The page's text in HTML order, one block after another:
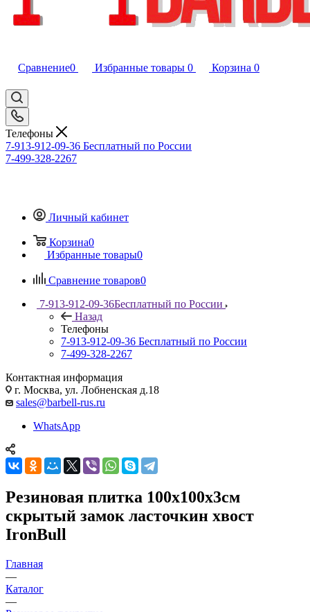
Сравнение0 Избранные товары 0 Корзина 0
Телефоны
7-913-912-09-36 Бесплатный по России
7-499-328-2267
Личный кабинет
Корзина0
Избранные товары0
Сравнение товаров0
7-913-912-09-36Бесплатный по России
Назад
Телефоны
7-913-912-09-36 Бесплатный по России
7-499-328-2267
Контактная информация
г. Москва, ул. Лобненская д.18
sales@barbell-rus.ru
WhatsApp
Резиновая плитка 100х100х3см
скрытый замок ласточкин хвост
IronBull
Главная
—
Каталог
—